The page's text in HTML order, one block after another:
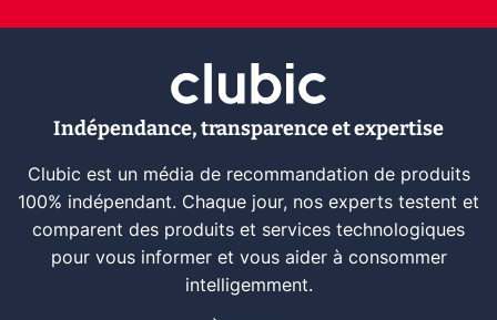
Indépendance, transparence et expertise
Clubic est un média de recommandation de produits
100% indépendant. Chaque jour, nos experts testent et
comparent des produits et services technologiques
pour vous informer et vous aider à consommer
intelligemment.